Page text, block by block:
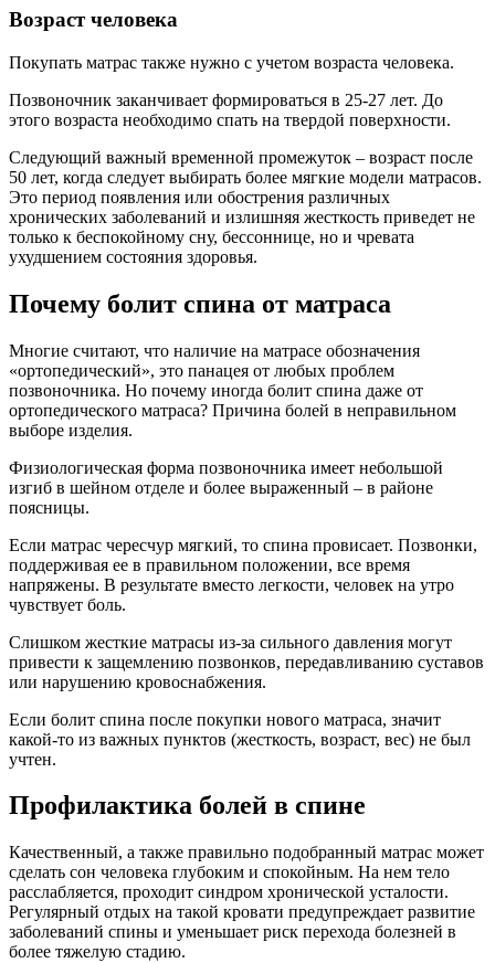
Возраст человека
Покупать матрас также нужно с учетом возраста человека.
Позвоночник заканчивает формироваться в 25-27 лет. До
этого возраста необходимо спать на твердой поверхности.
Следующий важный временной промежуток – возраст после
50 лет, когда следует выбирать более мягкие модели матрасов.
Это период появления или обострения различных
хронических заболеваний и излишняя жесткость приведет не
только к беспокойному сну, бессоннице, но и чревата
ухудшением состояния здоровья.
Почему болит спина от матраса
Многие считают, что наличие на матрасе обозначения
«ортопедический», это панацея от любых проблем
позвоночника. Но почему иногда болит спина даже от
ортопедического матраса? Причина болей в неправильном
выборе изделия.
Физиологическая форма позвоночника имеет небольшой
изгиб в шейном отделе и более выраженный – в районе
поясницы.
Если матрас чересчур мягкий, то спина провисает. Позвонки,
поддерживая ее в правильном положении, все время
напряжены. В результате вместо легкости, человек на утро
чувствует боль.
Слишком жесткие матрасы из-за сильного давления могут
привести к защемлению позвонков, передавливанию суставов
или нарушению кровоснабжения.
Если болит спина после покупки нового матраса, значит
какой-то из важных пунктов (жесткость, возраст, вес) не был
учтен.
Профилактика болей в спине
Качественный, а также правильно подобранный матрас может
сделать сон человека глубоким и спокойным. На нем тело
расслабляется, проходит синдром хронической усталости.
Регулярный отдых на такой кровати предупреждает развитие
заболеваний спины и уменьшает риск перехода болезней в
более тяжелую стадию.